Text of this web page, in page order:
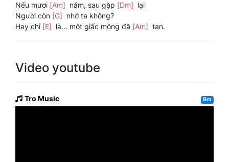
Nếu mươi [Am] năm, sau gặp [Dm] lại
Người còn [G] nhớ ta không?
Hay chỉ [E] là… một giấc mộng đã [Am] tan.
Video youtube
Tro Music Bm